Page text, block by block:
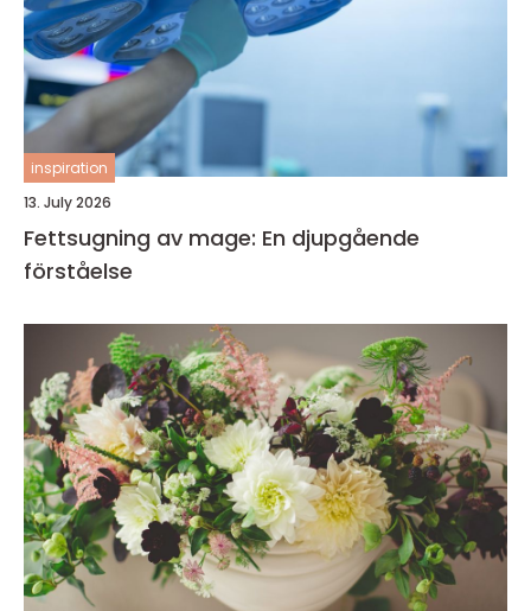
inspiration
13. July 2026
Fettsugning av mage: En djupgående
förståelse